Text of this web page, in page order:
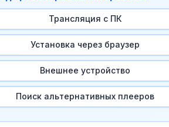
Трансляция с ПК
Установка через браузер
Внешнее устройство
Поиск альтернативных плееров